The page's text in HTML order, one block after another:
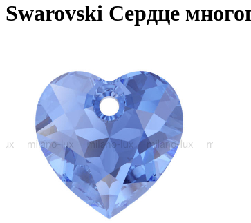
Swarovski Сердце